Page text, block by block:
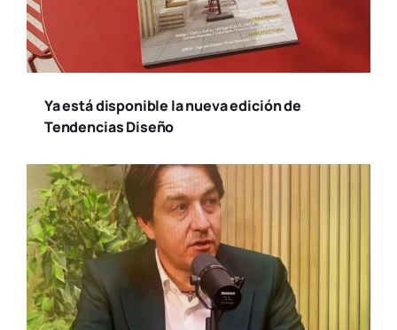
Susana Ollero entrevista al psicólogo
Fernando Pena en «Saludables»